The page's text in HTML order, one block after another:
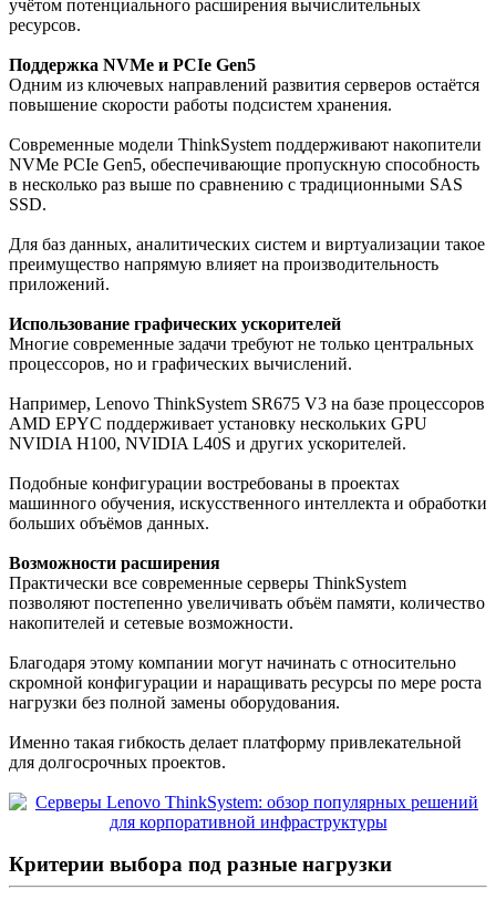
учётом потенциального расширения вычислительных
ресурсов.
Поддержка NVMe и PCIe Gen5
Одним из ключевых направлений развития серверов остаётся
повышение скорости работы подсистем хранения.
Современные модели ThinkSystem поддерживают накопители
NVMe PCIe Gen5, обеспечивающие пропускную способность
в несколько раз выше по сравнению с традиционными SAS
SSD.
Для баз данных, аналитических систем и виртуализации такое
преимущество напрямую влияет на производительность
приложений.
Использование графических ускорителей
Многие современные задачи требуют не только центральных
процессоров, но и графических вычислений.
Например, Lenovo ThinkSystem SR675 V3 на базе процессоров
AMD EPYC поддерживает установку нескольких GPU
NVIDIA H100, NVIDIA L40S и других ускорителей.
Подобные конфигурации востребованы в проектах
машинного обучения, искусственного интеллекта и обработки
больших объёмов данных.
Возможности расширения
Практически все современные серверы ThinkSystem
позволяют постепенно увеличивать объём памяти, количество
накопителей и сетевые возможности.
Благодаря этому компании могут начинать с относительно
скромной конфигурации и наращивать ресурсы по мере роста
нагрузки без полной замены оборудования.
Именно такая гибкость делает платформу привлекательной
для долгосрочных проектов.
Критерии выбора под разные нагрузки